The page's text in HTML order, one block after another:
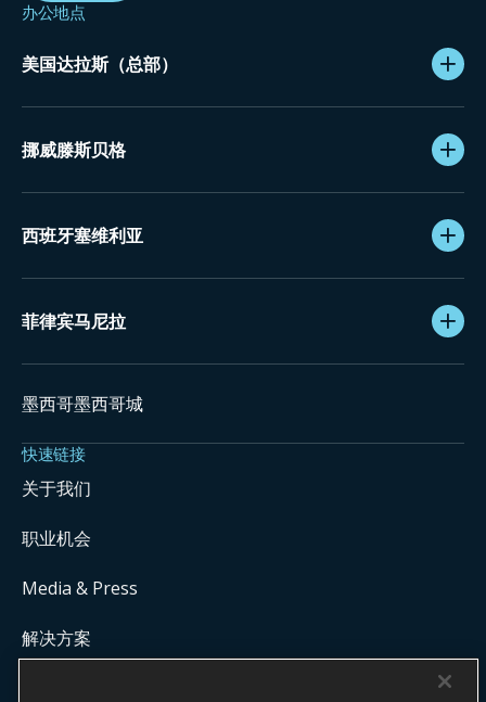
办公地点
美国达拉斯（总部）
挪威滕斯贝格
西班牙塞维利亚
菲律宾马尼拉
墨西哥墨西哥城
快速链接
关于我们
职业机会
Media & Press
解决方案